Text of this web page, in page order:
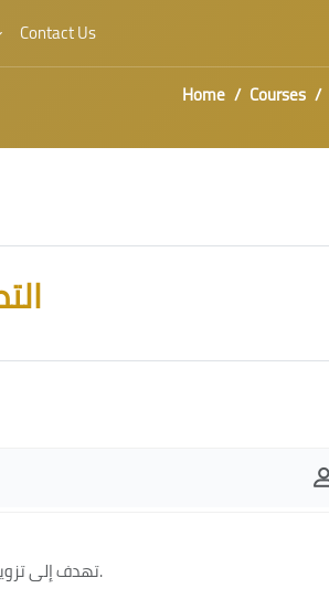
Contact Us
Home
Courses
تهدف إلى تزويد الطلاب بالمهارات القيادية ومهارات العمل الجماعي.